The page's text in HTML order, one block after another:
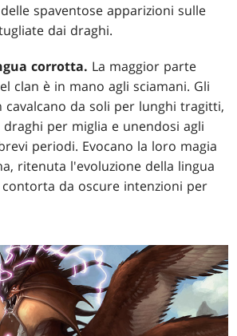
spaventose apparizioni sulle
dai draghi.
corrotta. La maggior parte
clan è in mano agli sciamani. Gli
cavalcano da soli per lunghi tragitti,
per miglia e unendosi agli
periodi. Evocano la loro magia
ritenuta l'evoluzione della lingua
da oscure intenzioni per